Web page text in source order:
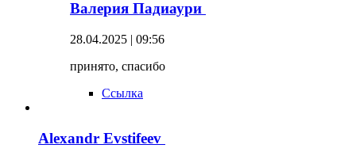
Валерия Падиаури
28.04.2025 | 09:56
принято, спасибо
Ссылка
Alexandr Evstifeev